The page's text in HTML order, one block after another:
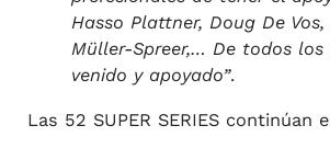
Hasso Plattner, Doug De
Müller-Spreer,… De todos los
venido y apoyado”.
Las 52 SUPER SERIES continúan